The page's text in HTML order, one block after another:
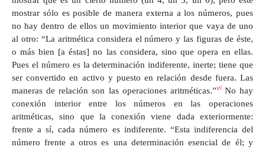
mostrar sólo es posible de manera externa a los números, pues
no hay dentro de ellos un movimiento interior que vaya de uno
al otro: “La aritmética considera el número y las figuras de éste,
o más bien [a éstas] no las considera, sino que opera en ellas.
Pues el número es la determinación indiferente, inerte; tiene que
ser convertido en activo y puesto en relación desde fuera. Las
maneras de relación son las operaciones aritméticas.”viNo hay
conexión interior entre los números en las operaciones
aritméticas, sino que la conexión viene dada exteriormente:
frente a sí, cada número es indiferente. “Esta indiferencia del
número frente a otros es una determinación esencial de él; y